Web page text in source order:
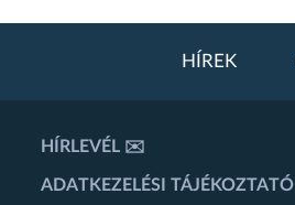
HÍREK
HÍRLEVÉL ✉️
ADATKEZELÉSI TÁJÉKOZTATÓ